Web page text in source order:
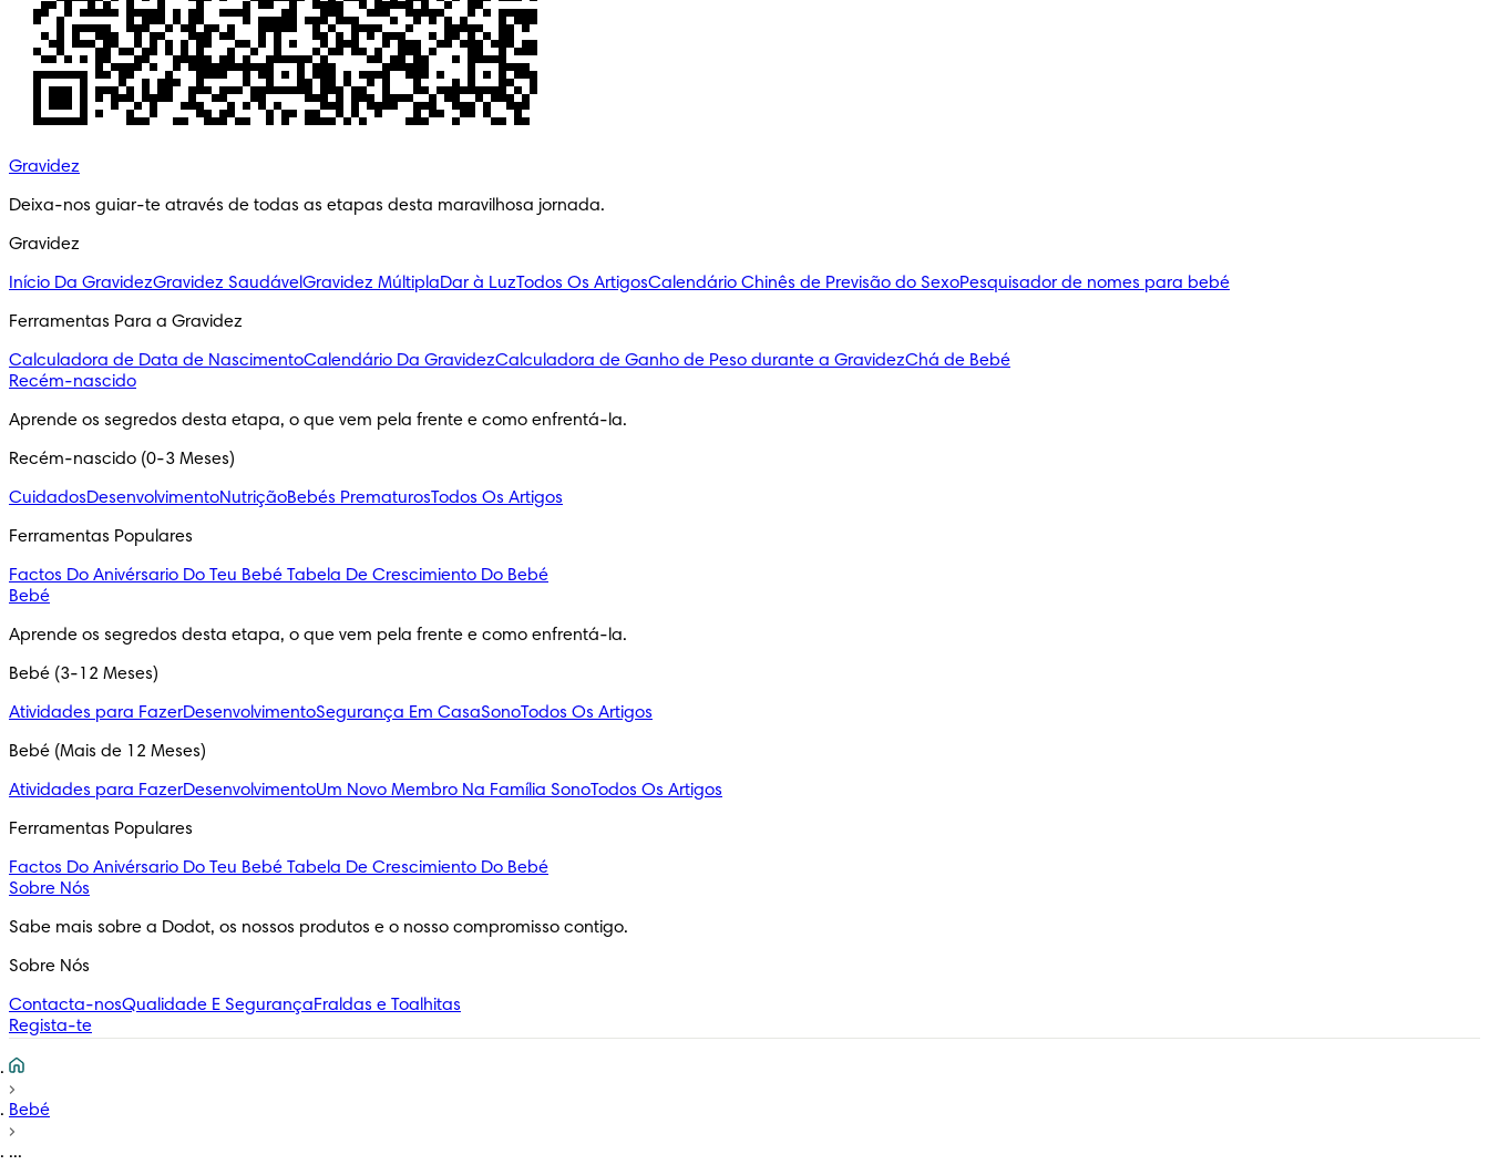
Gravidez
Deixa-nos guiar-te através de todas as etapas desta maravilhosa jornada.
Gravidez
Início Da GravidezGravidez SaudávelGravidez MúltiplaDar à LuzTodos Os ArtigosCalendário Chinês de Previsão do SexoPesquisador de nomes para bebé
Ferramentas Para a Gravidez
Calculadora de Data de NascimentoCalendário Da GravidezCalculadora de Ganho de Peso durante a GravidezChá de Bebé
Recém-nascido
Aprende os segredos desta etapa, o que vem pela frente e como enfrentá-la.
Recém-nascido (0-3 Meses)
CuidadosDesenvolvimentoNutriçãoBebés PrematurosTodos Os Artigos
Ferramentas Populares
Factos Do Anivérsario Do Teu Bebé Tabela De Crescimiento Do Bebé
Bebé
Aprende os segredos desta etapa, o que vem pela frente e como enfrentá-la.
Bebé (3-12 Meses)
Atividades para FazerDesenvolvimentoSegurança Em CasaSonoTodos Os Artigos
Bebé (Mais de 12 Meses)
Atividades para FazerDesenvolvimentoUm Novo Membro Na Família SonoTodos Os Artigos
Ferramentas Populares
Factos Do Anivérsario Do Teu Bebé Tabela De Crescimiento Do Bebé
Sobre Nós
Sabe mais sobre a Dodot, os nossos produtos e o nosso compromisso contigo.
Sobre Nós
Contacta-nosQualidade E SegurançaFraldas e Toalhitas
Regista-te
Bebé
...